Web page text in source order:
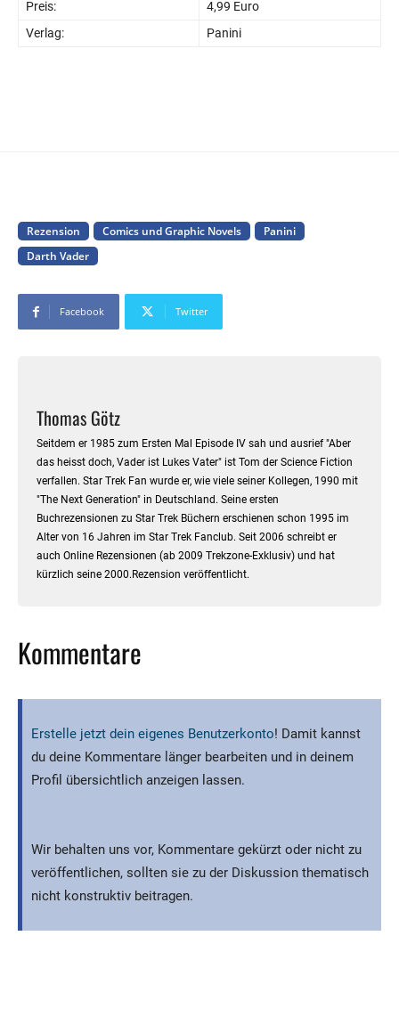
Preis:
4,99 Euro
Verlag:
Panini
Rezension Comics und Graphic Novels
Panini
Darth Vader
Facebook Twitter
Thomas Götz
Seitdem er 1985 zum Ersten Mal Episode IV sah und ausrief "Aber
das heisst doch, Vader ist Lukes Vater" ist Tom der Science Fiction
verfallen. Star Trek Fan wurde er, wie viele seiner Kollegen, 1990 mit
"The Next Generation" in Deutschland. Seine ersten
Buchrezensionen zu Star Trek Büchern erschienen schon 1995 im
Alter von 16 Jahren im Star Trek Fanclub. Seit 2006 schreibt er
auch Online Rezensionen (ab 2009 Trekzone-Exklusiv) und hat
kürzlich seine 2000.Rezension veröffentlicht.
Kommentare
Erstelle jetzt dein eigenes Benutzerkonto! Damit kannst
du deine Kommentare länger bearbeiten und in deinem
Profil übersichtlich anzeigen lassen.
Wir behalten uns vor, Kommentare gekürzt oder nicht zu
veröffentlichen, sollten sie zu der Diskussion thematisch
nicht konstruktiv beitragen.